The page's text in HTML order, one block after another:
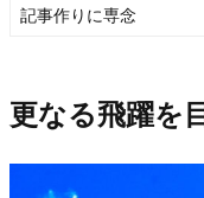
記事作りに専念
更なる飛躍を